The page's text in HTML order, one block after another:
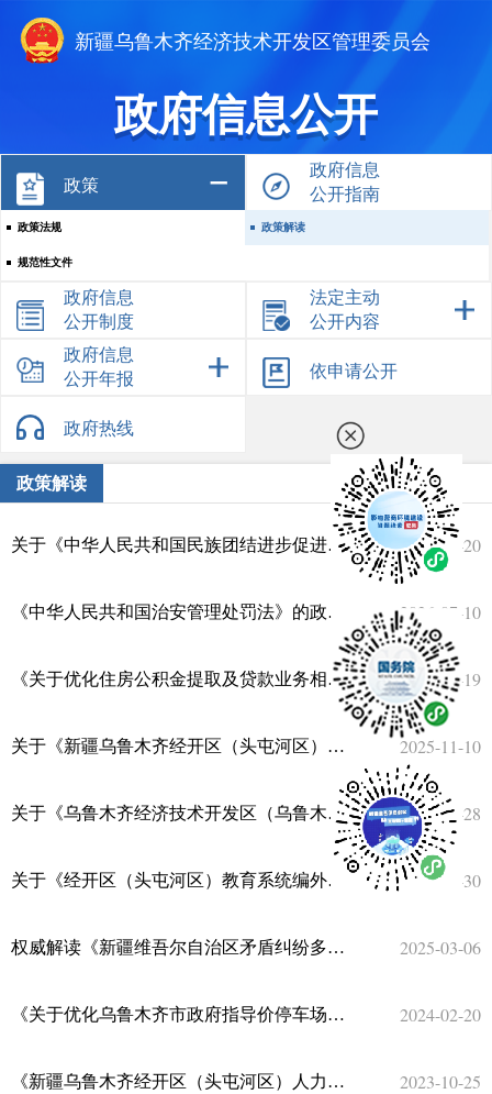
新疆乌鲁木齐经济技术开发区管理委员会
政府信息公开
政策
政策法规 政策解读
规范性文件
政府信息
公开指南
政府信息
公开制度
法定主动
公开内容
政府信息
公开年报
依申请公开
政府热线
政策解读
关于《中华人民共和国民族团结进步促进法》的政策解读 2026-07-20
《中华人民共和国治安管理处罚法》的政策解读 2026-07-10
《关于优化住房公积金提取及贷款业务相关事项的通知》的政策解读 2026-03-19
关于《新疆乌鲁木齐经开区（头屯河区）人力资源服务产业园管理办法（试行）》的政策解读 2025-11-10
关于《乌鲁木齐经济技术开发区（乌鲁木齐市头屯河区）关于依法规范市场监管领域投诉举报行为 持续优化营商环境的暂行规定》的政策解读 2025-09-28
关于《经开区（头屯河区）教育系统编外教师管理办法》的政策解读 2025-07-30
权威解读《新疆维吾尔自治区矛盾纠纷多元化解条例》 2025-03-06
《关于优化乌鲁木齐市政府指导价停车场（泊位）机动车停放服务收费标准的通知》政策解读 2024-02-20
《新疆乌鲁木齐经开区（头屯河区）人力资源服务产业园运营管理办法（试行）》的解读 2023-10-25